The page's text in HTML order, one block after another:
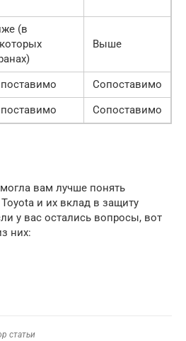
(в
Выше
Сопоставимо
Сопоставимо
вам лучше понять
и их вклад в защиту
у вас остались вопросы, вот
них:
статьи